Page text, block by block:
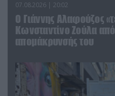
07.08.2026 | 20:02
Ο Γιάννης Αλαφούζος
Κωνσταντίνο Ζούλα
απομάκρυνσής του